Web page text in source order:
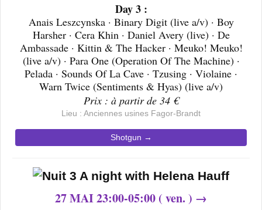
Day 3 :
Anais Leszcynska · Binary Digit (live a/v) · Boy
Harsher · Cera Khin · Daniel Avery (live) · De
Ambassade · Kittin & The Hacker · Meuko! Meuko!
(live a/v) · Para One (Operation Of The Machine) ·
Pelada · Sounds Of La Cave · Tzusing · Violaine ·
Warn Twice (Sentiments & Hyas) (live a/v)
Prix : à partir de 34 €
Lieu : Anciennes usines Fagor-Brandt
Shotgun →
27 MAI 23:00-05:00 ( ven. ) →